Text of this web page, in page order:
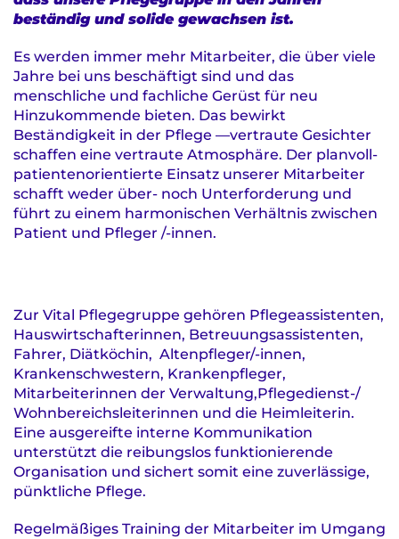
beständig und solide gewachsen ist.
Es werden immer mehr Mitarbeiter, die über viele
Jahre bei uns beschäftigt sind und das
menschliche und fachliche Gerüst für neu
Hinzukommende bieten. Das bewirkt
Beständigkeit in der Pflege —vertraute Gesichter
schaffen eine vertraute Atmosphäre. Der planvoll-
patientenorientierte Einsatz unserer Mitarbeiter
schafft weder über- noch Unterforderung und
führt zu einem harmonischen Verhältnis zwischen
Patient und Pfleger /-innen.
Zur Vital Pflegegruppe gehören Pflegeassistenten,
Hauswirtschafterinnen, Betreuungsassistenten,
Fahrer, Diätköchin, Altenpfleger/-innen,
Krankenschwestern, Krankenpfleger,
Mitarbeiterinnen der Verwaltung,Pflegedienst-/
Wohnbereichsleiterinnen und die Heimleiterin.
Eine ausgereifte interne Kommunikation
unterstützt die reibungslos funktionierende
Organisation und sichert somit eine zuverlässige,
pünktliche Pflege.
Regelmäßiges Training der Mitarbeiter im Umgang